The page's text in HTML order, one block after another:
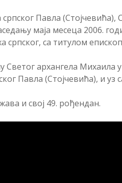
Павла (Стојчевића),
маја месеца 2006.
српског, са титулом
архангела Михаила у
Павла (Стојчевића), и уз
и свој 49. рођендан.